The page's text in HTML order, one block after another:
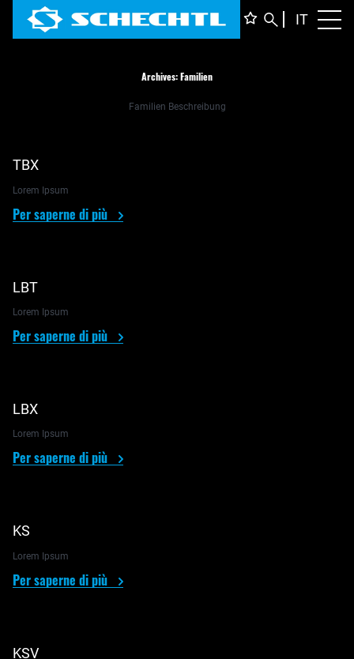
IT
Archives:Familien
Familien Beschreibung
TBX
Lorem Ipsum
Per saperne di più
LBT
Lorem Ipsum
Per saperne di più
LBX
Lorem Ipsum
Per saperne di più
KS
Lorem Ipsum
Per saperne di più
KSV